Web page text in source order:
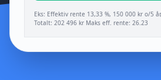
Eks: Effektiv rente 13,33 %, 150 000 kr o/5
Totalt: 202 496 kr Maks eff. rente: 26.23